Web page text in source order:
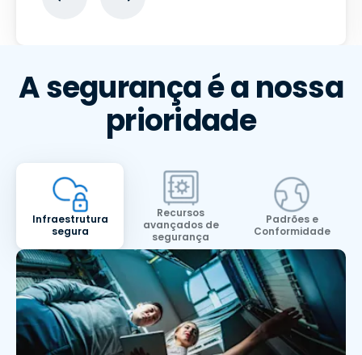
A segurança é a nossa
prioridade
Infraestrutura
segura
Recursos
avançados de
segurança
Padrões e
Conformidade